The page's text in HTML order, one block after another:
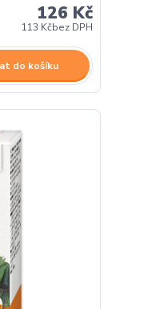
126 Kč
113 Kčbez DPH
do košíku